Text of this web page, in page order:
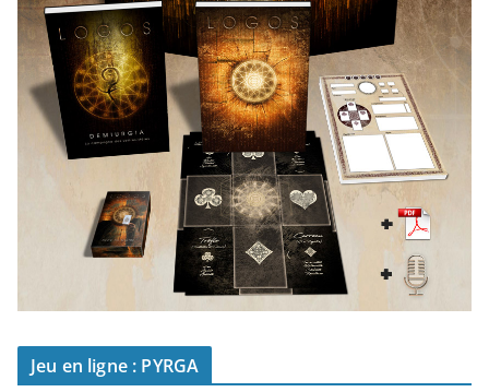
Jeu en ligne : PYRGA